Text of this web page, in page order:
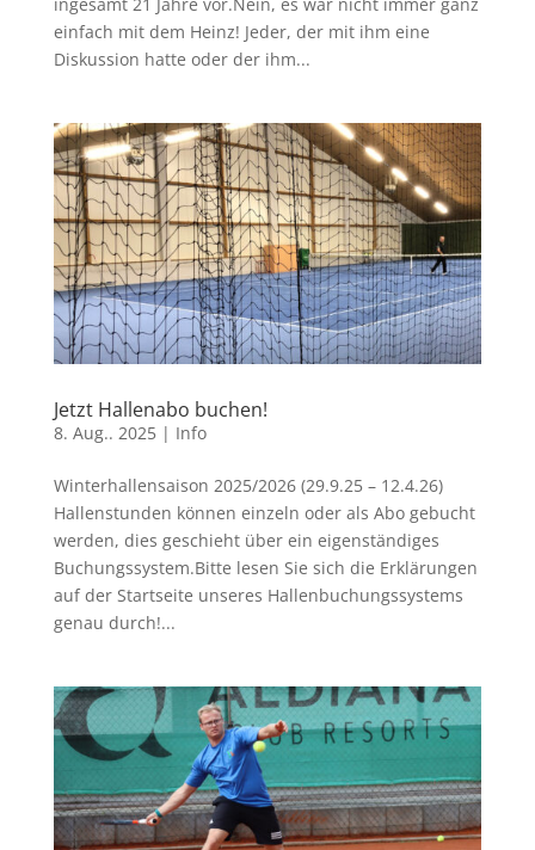
einfach mit dem Heinz! Jeder, der mit ihm eine
Diskussion hatte oder der ihm...
Jetzt Hallenabo buchen!
8. Aug.. 2025| Info
Winterhallensaison 2025/2026 (29.9.25 – 12.4.26)
Hallenstunden können einzeln oder als Abo gebucht
werden, dies geschieht über ein eigenständiges
Buchungssystem.Bitte lesen Sie sich die Erklärungen
auf der Startseite unseres Hallenbuchungssystems
genau durch!...